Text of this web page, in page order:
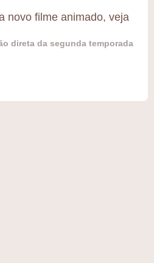
novo filme animado, veja
direta da segunda temporada